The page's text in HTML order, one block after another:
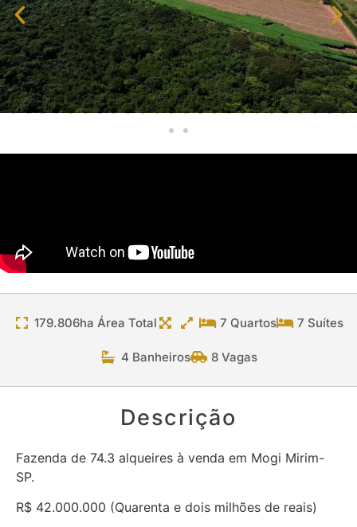
179.806ha Área Total 7 Quartos 7 Suítes
4 Banheiros 8 Vagas
Descrição
Fazenda de 74.3 alqueires à venda em Mogi Mirim-
SP.
R$ 42.000.000 (Quarenta e dois milhões de reais)